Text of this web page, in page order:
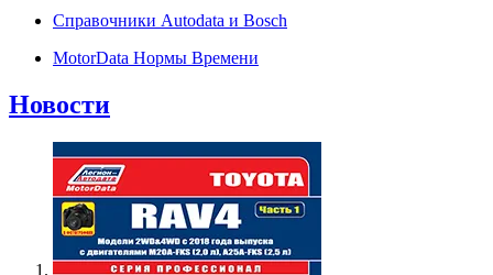
Справочники Autodata и Bosch
MotorData Нормы Времени
Новости